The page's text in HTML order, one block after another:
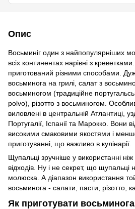
Опис
Восьминіг один з найпопулярніших
всіх континентах нарівні з
приготований різними способами.
восьминога на грилі, салат з
восьминогом (традиційне
polvo), різотто з восьминогом.
виловлені в центральній Атлантиці,
Португалії, Іспанії та Марокко. Вони
високими смаковими якостями і
приготуванні, що важливо в кулінарії.
Щупальці зручніше у використанні
відходів. Ну і не секрет, що щупальці
молюска. А діапазон використання
восьминога - салати, пасти, різотто,
Як приготувати